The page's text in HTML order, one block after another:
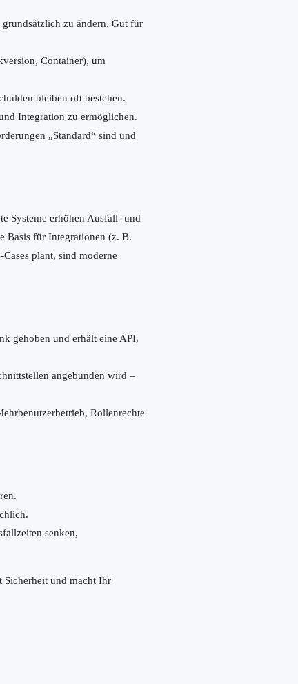
zu ändern. Gut für
Container), um
bleiben oft bestehen.
Integration zu ermöglichen.
„Standard“ sind und
Systeme erhöhen Ausfall- und
Basis für Integrationen (z. B.
plant, sind moderne
gehoben und erhält eine API,
angebunden wird –
Rollenrechte
senken,
Sicherheit und macht Ihr